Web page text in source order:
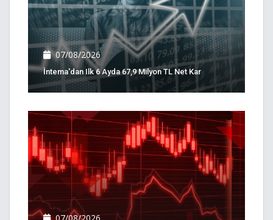
07/08/2026
İntema'dan Ilk 6 Ayda 67,9 Milyon TL Net Kar
07/08/2026